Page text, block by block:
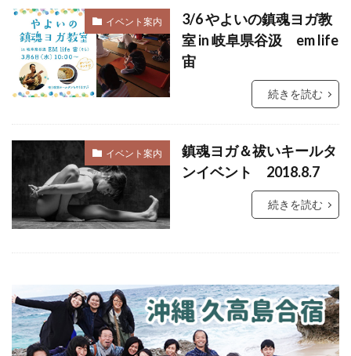
イベント案内
3/6 やよいの鎮魂ヨガ教
室 in 岐阜県谷汲 em life
宙
続きを読む
イベント案内
鎮魂ヨガ＆祓いキールタ
ンイベント 2018.8.7
続きを読む
祓い
覚醒の学校
鎮魂
非二元
検索